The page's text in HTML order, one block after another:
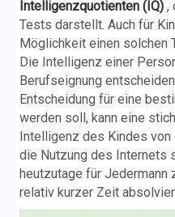
Intelligenzquotienten (IQ) ,
Tests darstellt. Auch für
Möglichkeit einen solchen
Die Intelligenz einer
Berufseignung
Entscheidung für eine
werden soll, kann eine
Intelligenz des Kindes von
die Nutzung des Internets
heutzutage für Jedermann
relativ kurzer Zeit